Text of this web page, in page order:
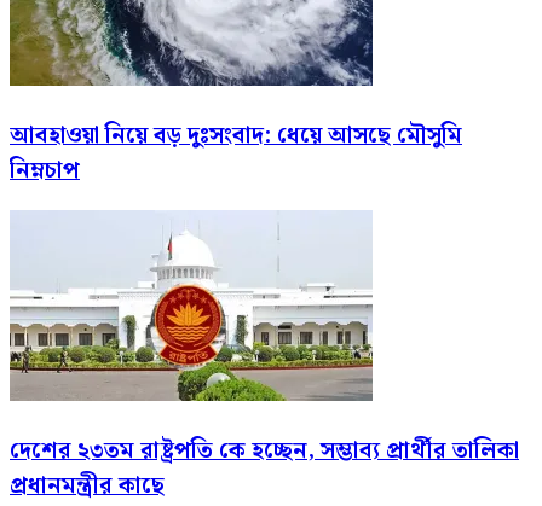
আবহাওয়া নিয়ে বড় দুঃসংবাদ: ধেয়ে আসছে মৌসুমি
নিম্নচাপ
দেশের ২৩তম রাষ্ট্রপতি কে হচ্ছেন, সম্ভাব্য প্রার্থীর তালিকা
প্রধানমন্ত্রীর কাছে